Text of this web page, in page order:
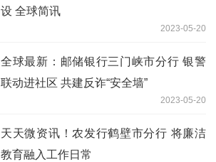
设 全球简讯
2023-05-20
全球最新：邮储银行三门峡市分行 银警
联动进社区 共建反诈“安全墙”
2023-05-20
天天微资讯！农发行鹤壁市分行 将廉洁
教育融入工作日常